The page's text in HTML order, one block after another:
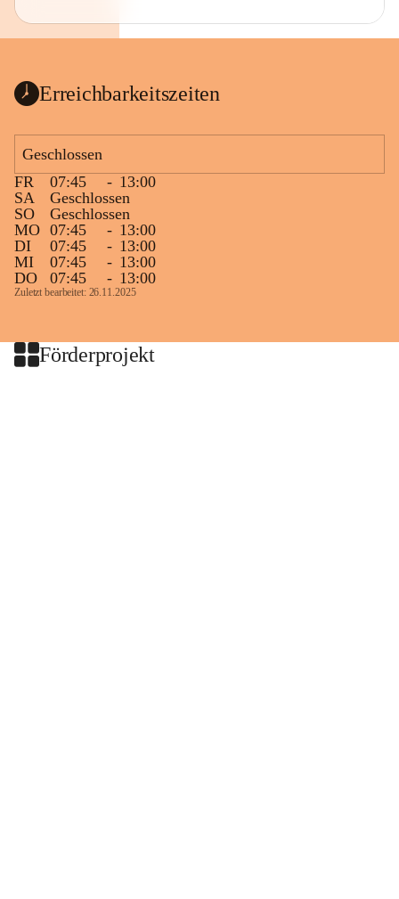
Erreichbarkeitszeiten
Geschlossen
FR
07:45 - 13:00
SA
Geschlossen
SO
Geschlossen
MO 07:45 - 13:00
DI
07:45 - 13:00
MI
07:45 - 13:00
DO
07:45 - 13:00
Zuletzt bearbeitet: 26.11.2025
Förderprojekt